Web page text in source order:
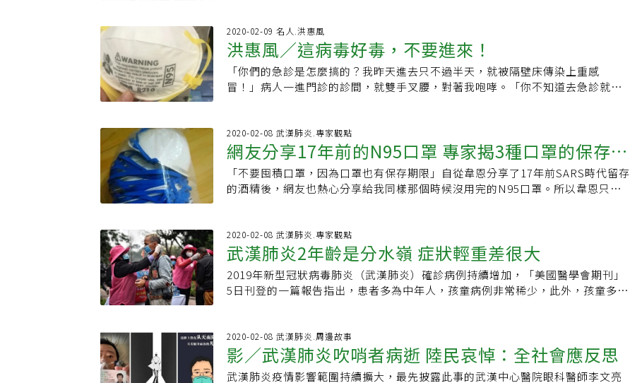
閉，傳統市場也應加強管理，在不少國家，這種市場裡活體動物、剛屠宰的動物
和未包裝的肉品混雜在一起，大批消費者在其間穿梭。這類市場在大陸和東南亞
很常見，不衛生且充滿病菌，成為致命病原體理想的繁殖地。過去50年發現的病
原體有70%來自動物。在大陸引起嚴重疫情的新型冠狀病毒和主要感染蝙蝠等物
研究院研究主管瑪莉保羅．基尼說：「我認為當局應該將野味市場全部關閉。沒
有一種方法可以完全防止新興傳染病發生，但我們必須減少威脅。」控管牲畜抗
生素 改善落後區衛生另一個可以努力的方向是，較落後地區的牲畜必須有效管
理，尤其是印度。2016年彭博新聞一項調查顯示，印度家禽生產商過度使用抗生
素，導致抗藥性細菌大增。另外，全球約20億人沒有廁所可用，衛生欠佳是熱帶
說，基本上，大型跨國公司沒有動機去研發流行病的疫苗。藥廠多半專注生產高
利潤產品，像是抗癌藥物。布洛爾表示：「這方面的長期投資不能完全由我們這
樣的公司承擔。」過去幾年因SARS和伊波拉疫情，開發新疾病藥物和疫苗的美國
聯邦資金有所增加。有潛力對抗新型冠狀病毒的藥物已經準備好進行試驗，其中
司表示，已出口足夠的藥物到大陸，治療500名病患，如果對大陸有幫助，他們會
加緊生產。國際資訊共享 SARS後有改善令人鼓舞的是，資訊共享自SARS疫情以
來有所改善。法國巴黎巴斯特研究所全球健康醫學中心主任豐塔內特說，這有助
於研究人員研究病毒，並收集資訊研發藥物。儘管取得這些成就，世界各國對抗
議。當年五月四日，蘇益仁由ＷＨＯ專家會議得知病患發燒後兩天才會人傳人的
重要資訊，防疫體系終於依此資訊進行發燒病人的隔離政策，進而成功控制了Ｓ
ＡＲＳ。蘇益仁說，此次ＷＨＯ會議台灣即使無法到現場，透過線上會議仍有助
台灣防疫作即時調整。
染的一位婦女，但因無疫區旅遊史，未被列為SARS病例，也未受隔離。後來，這
位病例導致和平醫院嚴重疫情及封院。當時蘇益仁任疾管局昆陽實驗室首席科學
家，已由實驗室確認該婦女診斷，但有關部門仍認為應依世衛定義處理，這件事
至今仍讓他耿耿於懷。另外，也因為台灣的防疫專家未能參與WHO會議，四月中
會議。當年五月四日，蘇益仁由WHO專家會議得知病患發燒後兩天才會人傳人的
重要資訊，防疫體系終於依此資訊進行發燒病人的隔離政策，進而成功控制了
SARS。蘇益仁說，此次WHO的會議台灣即使無法到現場，但透過線上會議可得
到更多有關新冠肺炎的細節，如病毒是在發燒前或後可人傳人，病毒有無突變、
中國社區群聚的實際情形、死亡率、是否為上或下呼吸道感染等治療上科學證
政，並非醫藥新聞。但就在一個多月後，4月24日、29日，台北市和平醫院和仁
濟醫院就分別因院內爆發集體感染而被隔離封閉，隨著疫情擴大，各家媒體可說
路線不分東西南北、記者不分男女老幼，全都投入了SARS新聞，我當然也不例
外。當時跑SARS新聞壓力很大，深怕哪天換自己被隔離，更不敢讓南部的父母知
道自己每天在衝SARS新聞現場，只能報喜不報憂。當時，和平醫院無預警封院14
臥底院內採訪當時我也接獲指令要設法採訪到院內人員，就在一籌莫展之際，報
社長官給了我一支院內護理師的手機號碼，就像沙漠甘泉般，終於順利採訪到院
內的景況。當時封院後，和平醫院拉起封鎖線，大批警方在周邊戒備森嚴，滴水
不露，一位同業為了突圍，就設法躲開警察的戒備，在醫院周邊繞啊繞，眼尖發
天之久，甚至還進入了急診室，後來被發現後，還引發不小爭議。醫藥記者成鬼
見愁當時醫藥記者可說是最大壓力鍋，「大家都怕醫藥記者啊！」雖然過了17
年，一位資深醫藥同事到現在還記憶猶新，她說，大家一聽到自己是醫藥記者，
就會退避三舍，如果是跑和平醫院封院新聞的，更是「鬼見愁」。一位同事當時
駐守在和平醫院外，剛好被電視台畫面拍到她攔人訪問的身影。後來她到另一所
雖然都很慘，但還是有「分等級」，跑SARS的是一級，如果是跑和平醫院的，
「那就是最低一級」，連參加別的醫院記者會都會被其他記者碎念，「那一刻真
的有受到歧視的感覺」。由於當時疫情都集中在北部，報社調派不少地方記者北
2020-02-09 名人.洪惠風
洪惠風／這病毒好毒，不要進來！
「你們的急診是怎麼搞的？我昨天進去只不過半天，就被隔壁床傳染上重感
冒！」病人一進門診的診間，就雙手叉腰，對著我咆哮。「你不知道去急診就是
難受。」我看了看他：「你想知道為什麼在急診會被傳染上感冒嗎？」「當然！
看看你們醫院做的好事。」病人還是非常生氣。「因為你隔壁床的病人，跟你現
在一模一樣，感冒了還不肯戴上口罩，就傳染給別人了。」「………」這些日
子，口罩該到哪裡買，該怎麼戴，該使用哪一種口罩，多久該換，該不該禁止出
口，產能夠不夠，價格該如何定……成了熱門話題，但對我來說，卻是惡夢重
醫療資源，手段盡出，甚至也聽說有同一家醫院的不同病房之間，為了器材的分
配勾心鬥角，人心浮動。那時大家都擔心，怕被病人傳染上，繼而傳染給家人，
幫病人插管的同仁，更是冒著生命危險，只要防護器材出了差錯，或是作業一點
點疏失，付出的代價可能就是自己的生命。當看到從和平醫院轉來的醫護同仁在
病毒好毒，不要進來」的手板秀給外面的人看。每個穿著隔離衣進去的人，忍住
盈眶的熱淚，卻又得故做淡定，悉心照護。她已經生病了，卻還念著其他的醫護
人員，不願意有人為了照顧自己，而染上這個可怕的疾病，但她最終仍然不敵病
2020-02-08 武漢肺炎.專家觀點
網友分享17年前的N95口罩 專家揭3種口罩的保存期
限
「不要囤積口罩，因為口罩也有保存期限」自從韋恩分享了17年前SARS時代留存
的酒精後，網友也熱心分享給我同樣那個時候沒用完的N95口罩。所以韋恩只是
是：-N95口罩：保存期限5年-醫療用口罩：保存期限3年-活性碳口罩丶棉布口
罩：保存期限3年(當然還是要以各個廠商的標示為主)目前有一些專家出來提醒大
家，在某些情況下口罩雖然過期，還是可以繼續用的，條件是：-包裝良好-沒有
潮濕-沒有明顯發霉不過這過期17年的口罩，還是別冒險了吧。本圖、文取自韋恩
的食農生活臉書
2020-02-08 武漢肺炎.專家觀點
武漢肺炎2年齡是分水嶺 症狀輕重差很大
2019年新型冠狀病毒肺炎（武漢肺炎）確診病例持續增加，「美國醫學會期刊」
5日刊登的一篇報告指出，患者多為中年人，孩童病例非常稀少，此外，孩童多數
示，需要更多資料才能下定論。患者年齡中位數 49~56歲紐約時報報導，資料顯
示，到目前為止，孩童似乎較少出現武漢肺炎重症。美國醫學會期刊5日刊登的報
告顯示，患者年齡中位數介於49至56歲。香港大學李嘉誠醫學院講座教授裴偉士
2020-02-08 武漢肺炎.周邊故事
影／武漢肺炎吹哨者病逝 陸民哀悼：全社會應反思
武漢肺炎疫情影響範圍持續擴大，最先披露此事的武漢中心醫院眼科醫師李文亮